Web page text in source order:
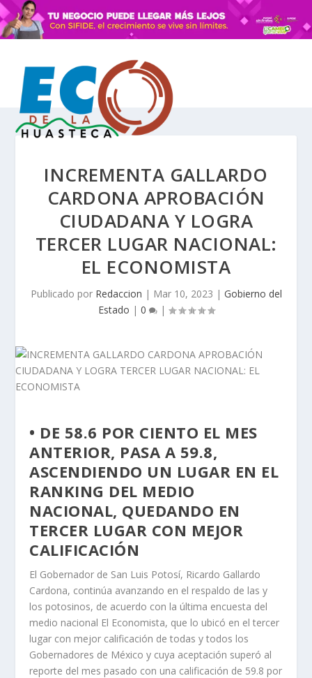
INCREMENTA GALLARDO
CARDONA APROBACIÓN
CIUDADANA Y LOGRA
TERCER LUGAR NACIONAL:
EL ECONOMISTA
Publicado por Redaccion | Mar 10, 2023 | Gobierno del
Estado | 0 |
• DE 58.6 POR CIENTO EL MES
ANTERIOR, PASA A 59.8,
ASCENDIENDO UN LUGAR EN EL
RANKING DEL MEDIO
NACIONAL, QUEDANDO EN
TERCER LUGAR CON MEJOR
CALIFICACIÓN
El Gobernador de San Luis Potosí, Ricardo Gallardo
Cardona, continúa avanzando en el respaldo de las y
los potosinos, de acuerdo con la última encuesta del
medio nacional El Economista, que lo ubicó en el tercer
lugar con mejor calificación de todas y todos los
Gobernadores de México y cuya aceptación superó al
reporte del mes pasado con una calificación de 59.8 por